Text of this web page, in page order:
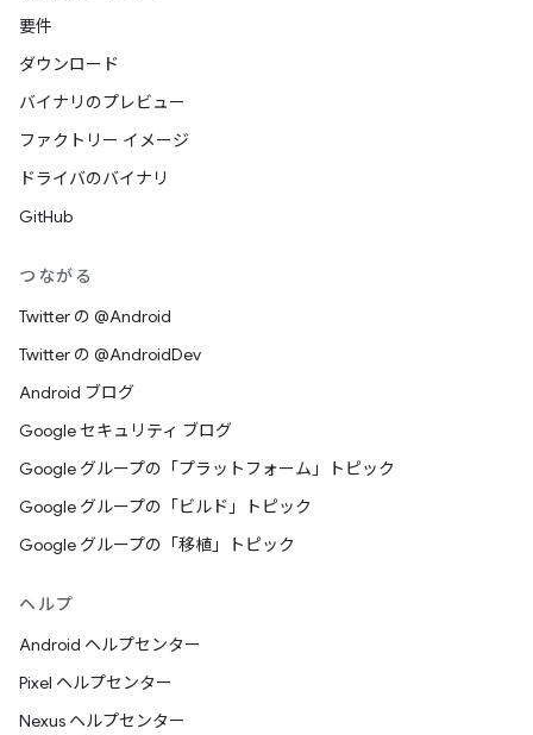
要件
ダウンロード
バイナリのプレビュー
ファクトリー イメージ
ドライバのバイナリ
GitHub
つながる
Twitter の @Android
Twitter の @AndroidDev
Android ブログ
Google セキュリティ ブログ
Google グループの「プラットフォーム」トピック
Google グループの「ビルド」トピック
Google グループの「移植」トピック
ヘルプ
Android ヘルプセンター
Pixel ヘルプセンター
Nexus ヘルプセンター